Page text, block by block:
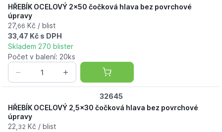
HŘEBÍK OCELOVÝ 2x50 čočková hlava bez povrchové
úpravy
27, 66 Kč / blist
33,47 Kč s DPH
Skladem 270 blister
Počet v balení: 20ks
32645
HŘEBÍK OCELOVÝ 2,5x30 čočková hlava bez povrchové
úpravy
22, 32 Kč / blist